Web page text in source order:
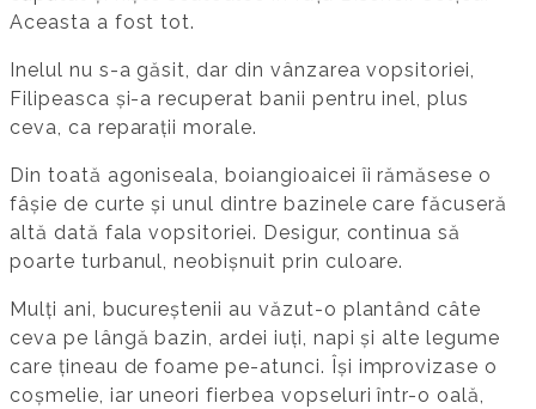
Aceasta a fost tot.
Inelul nu s-a găsit, dar din vânzarea vopsitoriei,
Filipeasca și-a recuperat banii pentru inel, plus
ceva, ca reparații morale.
Din toată agoniseala, boiangioaicei îi rămăsese o
fâșie de curte și unul dintre bazinele care făcuseră
altă dată fala vopsitoriei. Desigur, continua să
poarte turbanul, neobișnuit prin culoare.
Mulți ani, bucureștenii au văzut-o plantând câte
ceva pe lângă bazin, ardei iuți, napi și alte legume
care țineau de foame pe-atunci. Își improvizase o
coșmelie, iar uneori fierbea vopseluri într-o oală,